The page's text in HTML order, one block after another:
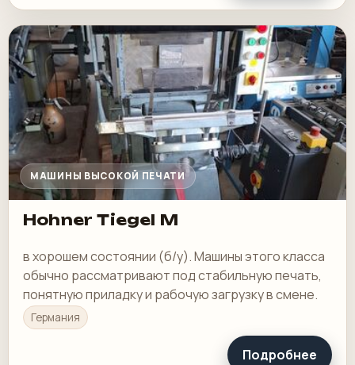
МАШИНЫ ВЫСОКОЙ ПЕЧАТИ
Hohner Tiegel M
в хорошем состоянии (б/у). Машины этого класса
обычно рассматривают под стабильную печать,
понятную приладку и рабочую загрузку в смене.
Германия
Подробнее